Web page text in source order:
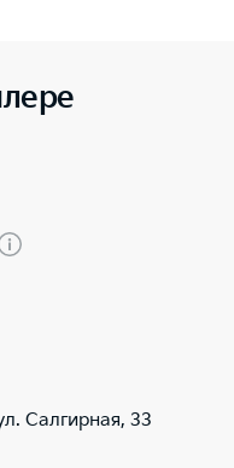
Салгирная, 33